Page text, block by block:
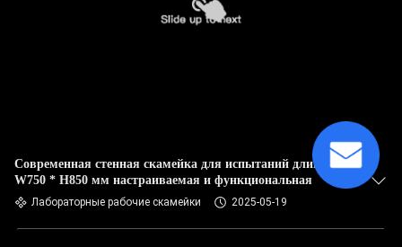
Современная стенная скамейка для испытаний длина *
W750 * H850 мм настраиваемая и функциональная
Лабораторные рабочие скамейки 2025-05-19